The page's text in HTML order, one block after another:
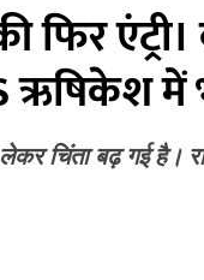
फिर
में
चिंता बढ़ गई है।